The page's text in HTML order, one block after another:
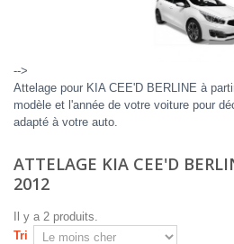
-->
Attelage pour KIA CEE'D BERLINE à
modèle et l'année de votre voiture pour
adapté à votre auto.
ATTELAGE KIA CEE'D
2012
Il y a 2 produits.
Tri